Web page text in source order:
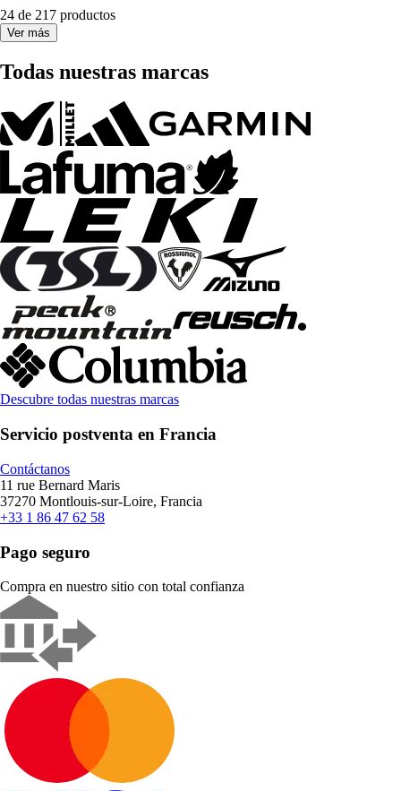
24 de 217 productos
Ver más
Todas nuestras marcas
Descubre todas nuestras marcas
Servicio postventa en Francia
Contáctanos
11 rue Bernard Maris
37270 Montlouis-sur-Loire, Francia
+33 1 86 47 62 58
Pago seguro
Compra en nuestro sitio con total confianza